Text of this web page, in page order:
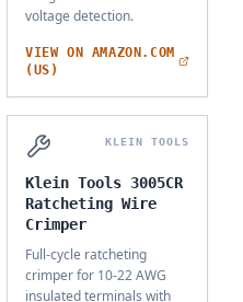
voltage detection.
VIEW ON AMAZON.COM
(US)
KLEIN TOOLS
Klein Tools 3005CR
Ratcheting Wire
Crimper
Full-cycle ratcheting
crimper for 10-22 AWG
insulated terminals with